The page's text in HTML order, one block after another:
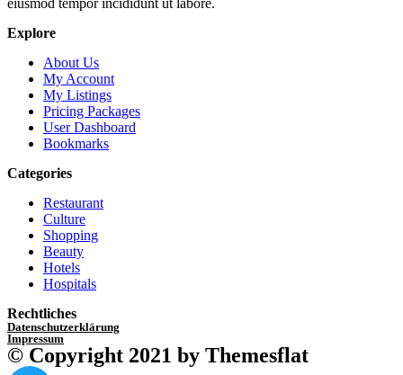
eiusmod tempor incididunt ut labore.
Explore
About Us
My Account
My Listings
Pricing Packages
User Dashboard
Bookmarks
Categories
Restaurant
Culture
Shopping
Beauty
Hotels
Hospitals
Rechtliches
Datenschutzerklärung
Impressum
© Copyright 2021 by Themesflat